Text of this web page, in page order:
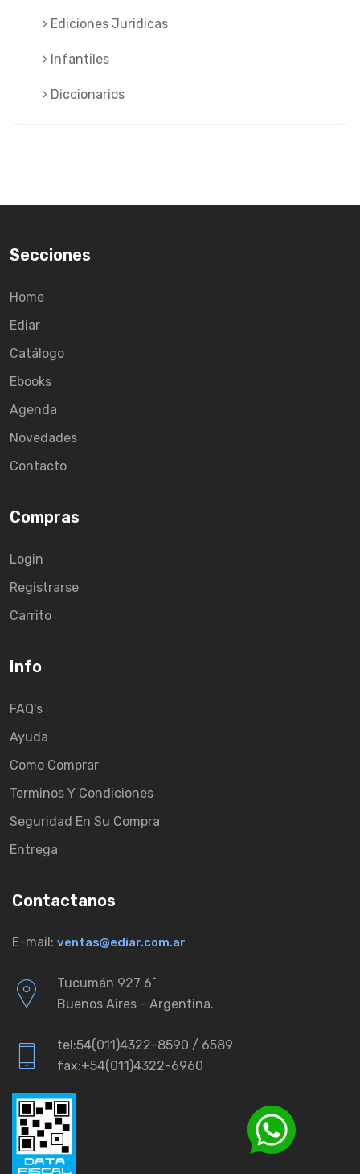
Ediciones Juridicas
Infantiles
Diccionarios
Secciones
Home
Ediar
Catálogo
Ebooks
Agenda
Novedades
Contacto
Compras
Login
Registrarse
Carrito
Info
FAQ's
Ayuda
Como Comprar
Terminos Y Condiciones
Seguridad En Su Compra
Entrega
Contactanos
E-mail: ventas@ediar.com.ar
Tucumán 927 6ˆ
Buenos Aires - Argentina.
tel:54(011)4322-8590 / 6589
fax:+54(011)4322-6960